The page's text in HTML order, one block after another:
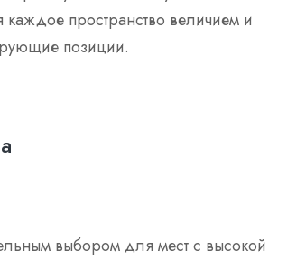
каждое пространство величием и
позиции.
выбором для мест с высокой